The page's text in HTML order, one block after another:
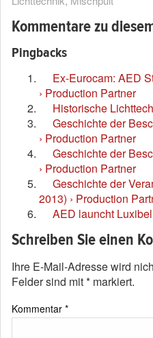
Kommentare zu
Pingbacks
Ex-Eurocam: AED
› Production Partner
Historische
Geschichte der
› Production Partner
Geschichte der
› Production Partner
Geschichte der
2013) › Production
AED launcht
Schreiben Sie einen
Ihre E-Mail-Adresse wird
Felder sind mit* markiert.
Kommentar *